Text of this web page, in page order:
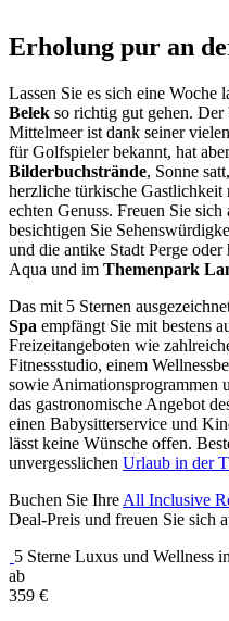
Erholung pur an
Lassen Sie es sich eine Woche
Belek so richtig gut gehen.
Mittelmeer ist dank seiner
für Golfspieler bekannt, hat
Bilderbuchstrände, Sonne
herzliche türkische
echten Genuss. Freuen Sie
besichtigen Sie
und die antike Stadt Perge
Aqua und im Themenpark
Das mit 5 Sternen
Spa empfängt Sie mit bestens
Freizeitangeboten wie
Fitnessstudio, einem
sowie Animationsprogrammen
das gastronomische Angebot
einen Babysitterservice und
lässt keine Wünsche offen.
unvergesslichen Urlaub in der
Buchen Sie Ihre All Inclusive
Deal-Preis und freuen Sie sich
5 Sterne Luxus und Wellness
ab
359 €